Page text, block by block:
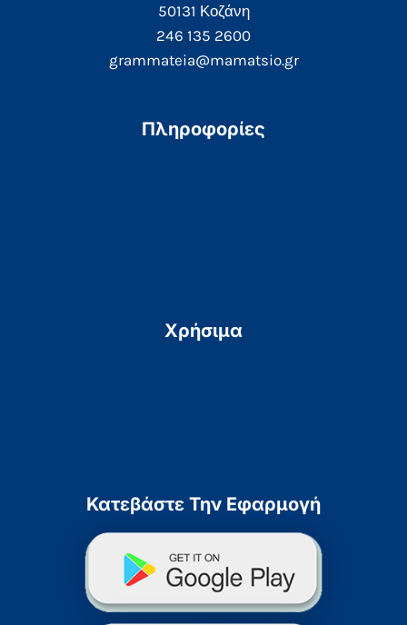
50131 Κοζάνη
246 135 2600
grammateia@mamatsio.gr
Πληροφορίες
Χρήσιμα
Κατεβάστε Την Εφαρμογή